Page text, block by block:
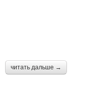
читать дальше →